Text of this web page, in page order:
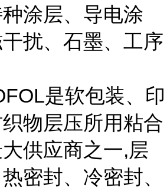
涂层、导电涂
扰、石墨、工序
是软包装、印
物层压所用粘合
供应商之一,层
密封、冷密封、